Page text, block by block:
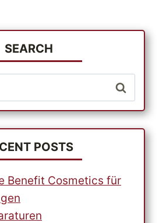
SEARCH
POSTS
Benefit Cosmetics für